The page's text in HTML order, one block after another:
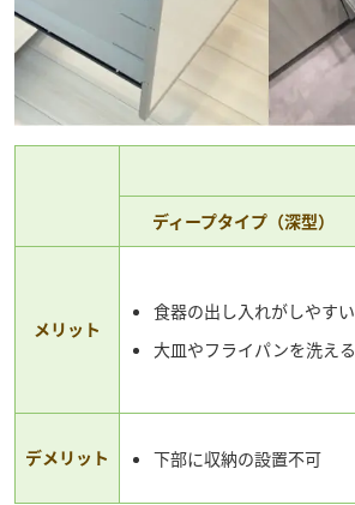
ディープタイプ（深型）
メリット
食器の出し入れがしやすい
大皿やフライパンを洗える
デメリット 下部に収納の設置不可